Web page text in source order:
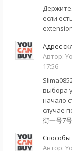
если
Адрес
Автор:
17:56
выбора
начало
случае
街一号7
Способы
Автор: